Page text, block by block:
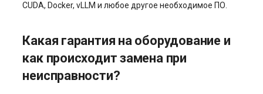
CUDA, Docker, vLLM и любое другое необходимое ПО.
Какая гарантия на оборудование и
как происходит замена при
неисправности?